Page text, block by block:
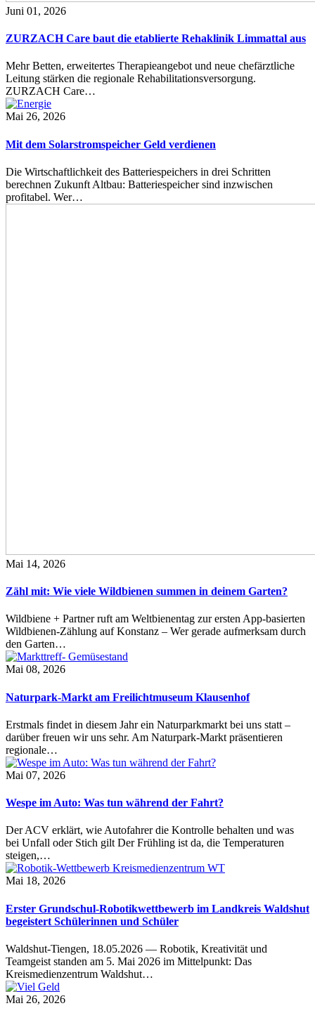
Juni 01, 2026
ZURZACH Care baut die etablierte Rehaklinik Limmattal aus
Mehr Betten, erweitertes Therapieangebot und neue chefärztliche
Leitung stärken die regionale Rehabilitationsversorgung.
ZURZACH Care…
Mai 26, 2026
Mit dem Solarstromspeicher Geld verdienen
Die Wirtschaftlichkeit des Batteriespeichers in drei Schritten
berechnen Zukunft Altbau: Batteriespeicher sind inzwischen
profitabel. Wer…
Mai 14, 2026
Zähl mit: Wie viele Wildbienen summen in deinem Garten?
Wildbiene + Partner ruft am Weltbienentag zur ersten App-basierten
Wildbienen-Zählung auf Konstanz – Wer gerade aufmerksam durch
den Garten…
Mai 08, 2026
Naturpark-Markt am Freilichtmuseum Klausenhof
Erstmals findet in diesem Jahr ein Naturparkmarkt bei uns statt –
darüber freuen wir uns sehr. Am Naturpark-Markt präsentieren
regionale…
Mai 07, 2026
Wespe im Auto: Was tun während der Fahrt?
Der ACV erklärt, wie Autofahrer die Kontrolle behalten und was
bei Unfall oder Stich gilt Der Frühling ist da, die Temperaturen
steigen,…
Mai 18, 2026
Erster Grundschul-Robotikwettbewerb im Landkreis Waldshut
begeistert Schülerinnen und Schüler
Waldshut-Tiengen, 18.05.2026 — Robotik, Kreativität und
Teamgeist standen am 5. Mai 2026 im Mittelpunkt: Das
Kreismedienzentrum Waldshut…
Mai 26, 2026